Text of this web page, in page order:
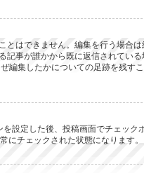
はできません。編集を行う場
事が誰かから既に返信されて
集したかについての足跡を残
定した後、投稿画面でチェッ
にチェックされた状態になりま